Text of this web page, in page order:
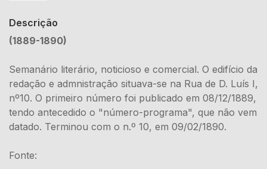
Descrição
(1889-1890)
Semanário literário, noticioso e comercial. O edifício da
redação e admnistração situava-se na Rua de D. Luís I,
nº10. O primeiro número foi publicado em 08/12/1889,
tendo antecedido o "número-programa", que não vem
datado. Terminou com o n.º 10, em 09/02/1890.
Fonte: